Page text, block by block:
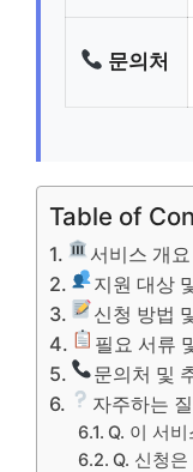
문의처
Table of
서비스 개
지원 대상
신청 방법
필요 서류
문의처 및
자주하는
Q. 이 서
Q. 신청